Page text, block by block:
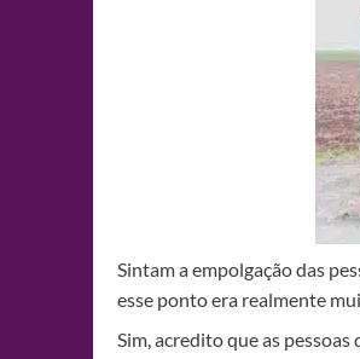
Sintam a empolgação das
esse ponto era realmente
Sim, acredito que as